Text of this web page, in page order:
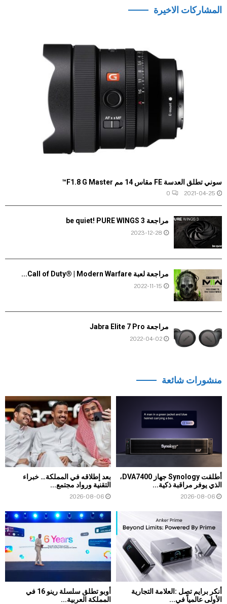
المشاركات الاخيرة
سوني تطلق العدسة FE مقاس 14 مم F1.8 G Master™
2021-04-25
0
مراجعة be quiet! PURE WINGS 3
2023-12-28
مراجعة لعبة Call of Duty® | Modern Warfare...
2022-11-15
مراجعة Jabra Elite 7 Pro
2022-04-02
منشورات شائعة
أطلقت Synology جهاز DVA7400،
الذي يوفر مراقبة ذكية...
2026-08-06
بعد إطلاقه في المملكة… خبراء
التقنية ورواد مجتمع...
2026-08-06
أنكر برايم تصل :العلامة التجارية
الأولى عالمياً في...
أوبو تطلق سلسلة رينو 16 في
المملكة العربية...